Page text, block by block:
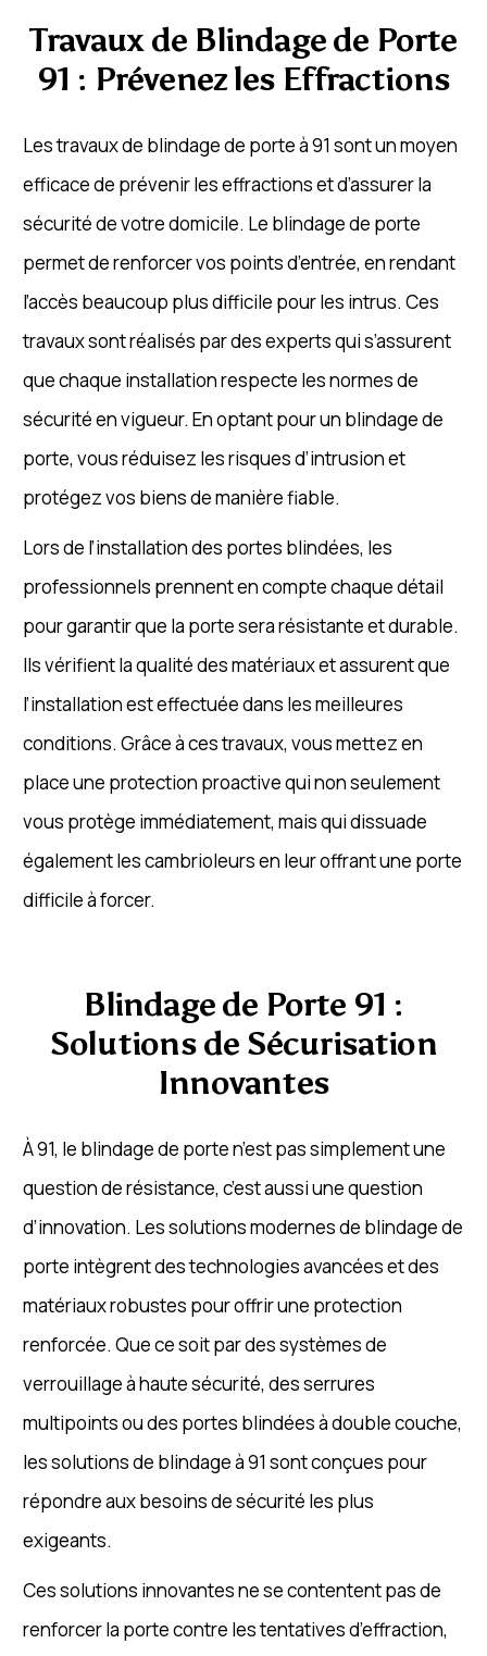
Travaux de Blindage de Porte
91 : Prévenez les Effractions
Les travaux de blindage de porte à 91 sont un moyen
efficace de prévenir les effractions et d’assurer la
sécurité de votre domicile. Le blindage de porte
permet de renforcer vos points d’entrée, en rendant
l’accès beaucoup plus difficile pour les intrus. Ces
travaux sont réalisés par des experts qui s’assurent
que chaque installation respecte les normes de
sécurité en vigueur. En optant pour un blindage de
porte, vous réduisez les risques d’intrusion et
protégez vos biens de manière fiable.
Lors de l’installation des portes blindées, les
professionnels prennent en compte chaque détail
pour garantir que la porte sera résistante et durable.
Ils vérifient la qualité des matériaux et assurent que
l’installation est effectuée dans les meilleures
conditions. Grâce à ces travaux, vous mettez en
place une protection proactive qui non seulement
vous protège immédiatement, mais qui dissuade
également les cambrioleurs en leur offrant une porte
difficile à forcer.
Blindage de Porte 91 :
Solutions de Sécurisation
Innovantes
À 91, le blindage de porte n’est pas simplement une
question de résistance, c’est aussi une question
d’innovation. Les solutions modernes de blindage de
porte intègrent des technologies avancées et des
matériaux robustes pour offrir une protection
renforcée. Que ce soit par des systèmes de
verrouillage à haute sécurité, des serrures
multipoints ou des portes blindées à double couche,
les solutions de blindage à 91 sont conçues pour
répondre aux besoins de sécurité les plus
exigeants.
Ces solutions innovantes ne se contentent pas de
renforcer la porte contre les tentatives d’effraction,